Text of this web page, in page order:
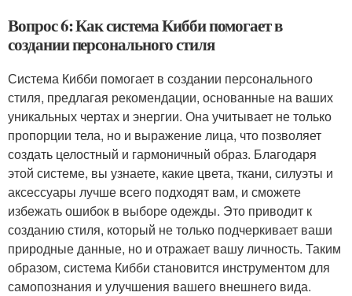
Вопрос 6: Как система Кибби помогает в
создании персонального стиля
Система Кибби помогает в создании персонального
стиля, предлагая рекомендации, основанные на ваших
уникальных чертах и энергии. Она учитывает не только
пропорции тела, но и выражение лица, что позволяет
создать целостный и гармоничный образ. Благодаря
этой системе, вы узнаете, какие цвета, ткани, силуэты и
аксессуары лучше всего подходят вам, и сможете
избежать ошибок в выборе одежды. Это приводит к
созданию стиля, который не только подчеркивает ваши
природные данные, но и отражает вашу личность. Таким
образом, система Кибби становится инструментом для
самопознания и улучшения вашего внешнего вида.